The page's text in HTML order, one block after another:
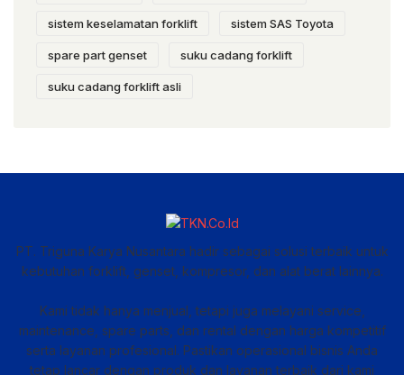
sistem keselamatan forklift sistem SAS Toyota
spare part genset suku cadang forklift
suku cadang forklift asli
PT. Triguna Karya Nusantara hadir sebagai solusi terbaik untuk
kebutuhan forklift, genset, kompresor, dan alat berat lainnya.
Kami tidak hanya menjual, tetapi juga melayani service,
maintenance, spare parts, dan rental dengan harga kompetitif
serta layanan profesional. Pastikan operasional bisnis Anda
tetap lancar dengan produk dan layanan terbaik dari kami